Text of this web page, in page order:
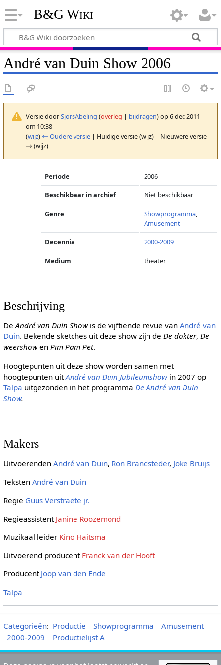
B&G Wiki
André van Duin Show 2006
Versie doorSjorsAbeling (overleg | bijdragen)op 6 dec 2011
om 10:38
(wijz) ← Oudere versie| Huidige versie (wijz) | Nieuwere versie
→ (wijz)
Periode 2006
Beschikbaar in archief Niet beschikbaar
Genre Showprogramma,
Amusement
Decennia 2000-2009
Medium theater
Beschrijving
DeAndré van Duin Showis de vijftiende revue van André van
Duin. Bekende sketches uit deze show zijn de De dokter, De
weershowen Pim Pam Pet.
Hoogtepunten uit deze show worden samen met
hoogtepunten uitAndré van Duin Jubileumshowin 2007 op
Talpa uitgezonden in het programma De André van Duin
Show.
Makers
Uitvoerenden André van Duin, Ron Brandsteder, Joke Bruijs
Teksten André van Duin
Regie Guus Verstraete jr.
Regieassistent Janine Roozemond
Muzikaal leider Kino Haitsma
Uitvoerend producent Franck van der Hooft
Producent Joop van den Ende
Talpa
Categorieën: Productie Showprogramma
Amusement
2000-2009
Productielijst A